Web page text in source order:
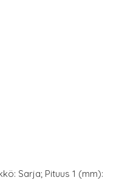
Sarja; Pituus 1 (mm):